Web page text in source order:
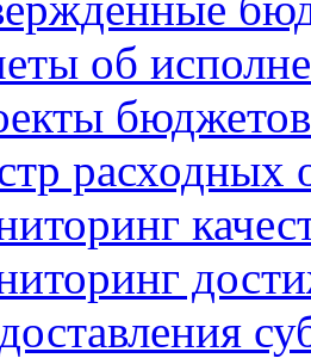
об
бюджетов
расходных